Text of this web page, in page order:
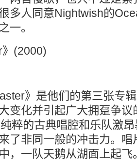
多人同意Nightwish的
一。
》(2000)
》是他们的第三张专
变化并引起广大拥趸争
粹的古典唱腔和乐队激
了非同一般的冲击力。
，一队天鹅从湖面上起